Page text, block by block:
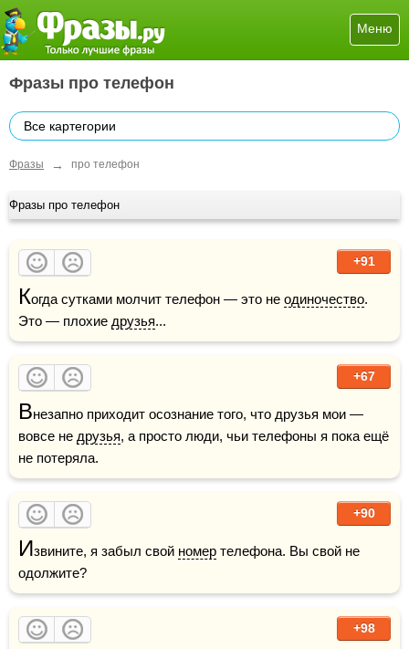
Меню
Фразы про телефон
Все картегории
Фразы → про телефон
Фразы про телефон
+91
Когда сутками молчит телефон — это не одиночество.
Это — плохие друзья...
+67
Внезапно приходит осознание того, что друзья мои —
вовсе не друзья, а просто люди, чьи телефоны я пока ещё
не потеряла.
+90
Извините, я забыл свой номер телефона. Вы свой не
одолжите?
+98